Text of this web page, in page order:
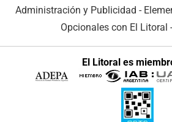
Administración y Publicidad -
Opcionales con El Litoral -
El Litoral es